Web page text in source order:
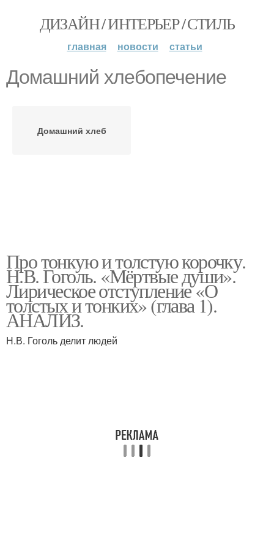
ДИЗАЙН / ИНТЕРЬЕР / СТИЛЬ
главная новости статьи
Домашний хлебопечение
Домашний хлеб
Про тонкую и толстую корочку.
Н.В. Гоголь. «Мёртвые души».
Лирическое отступление «О
толстых и тонких» (глава 1).
АНАЛИЗ.
Н.В. Гоголь делит людей